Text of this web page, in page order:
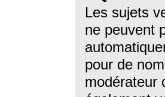
Les sujets
ne peuvent
pour de
modérateur